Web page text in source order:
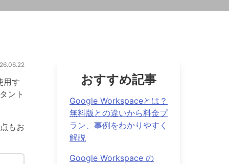
用す
ント
もお
おすすめ記事
Google Workspaceとは？
無料版との違いから料金プ
ラン、事例をわかりやすく
解説
Google Workspace の